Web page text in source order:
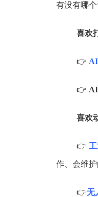
有没有哪
喜欢
👉
👉
喜欢
👉
作、会维护
👉无